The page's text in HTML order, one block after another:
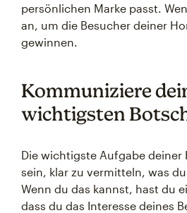
persönlichen Marke passt.
an, um die Besucher deiner
gewinnen.
Kommuniziere
wichtigsten
Die wichtigste Aufgabe deiner
sein, klar zu vermitteln, was
Wenn du das kannst, hast du
dass du das Interesse deines